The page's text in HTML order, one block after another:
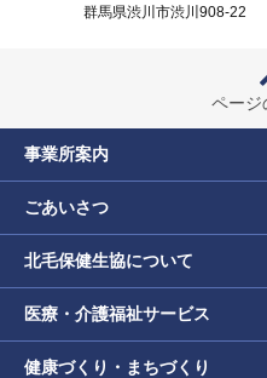
群馬県渋川市渋川908-22
ページ
事業所案内
ごあいさつ
北毛保健生協について
医療・介護福祉サービス
健康づくり・まちづくり